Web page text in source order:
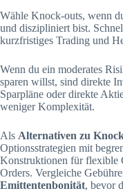
Wähle Knock-outs, wenn
und diszipliniert bist.
kurzfristiges Trading und
Wenn du ein moderates
sparen willst, sind direkte
Sparpläne oder direkte
weniger Komplexität.
Als Alternativen zu
Optionsstrategien mit
Konstruktionen für flexible
Orders. Vergleiche
Emittentenbonität, bevor